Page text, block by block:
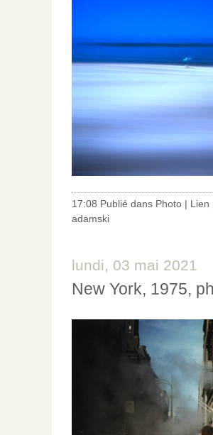
17:08 Publié dans Photo | Lien
adamski
lundi, 03 mai 2021
New York, 1975,